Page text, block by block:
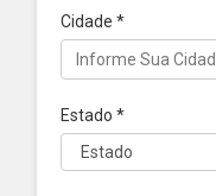
Cidade *
Estado *